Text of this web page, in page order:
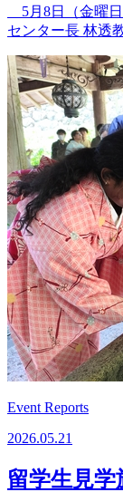
5月8日（金曜
センター長 林透
Event Reports
2026.05.21
留学生見学